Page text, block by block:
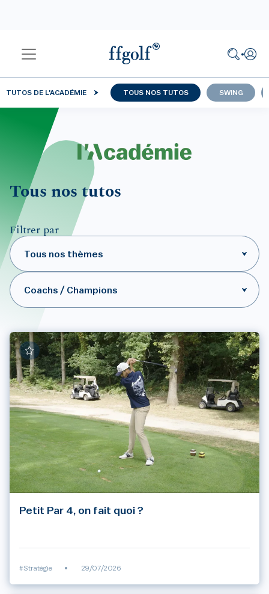
TUTOS DE L'ACADÉMIE TOUS NOS TUTOS SWING
Tous nos tutos
Filtrer par
Tous nos thèmes
Coachs / Champions
Petit Par 4, on fait quoi ?
#Stratégie • 29/07/2026